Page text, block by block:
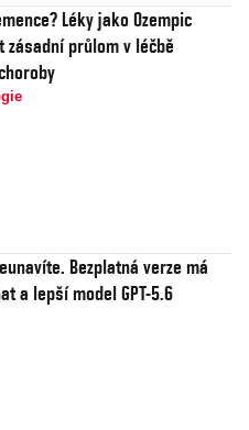
Léky jako Ozempic
zásadní průlom v léčbě
Bezplatná verze má
a lepší model GPT-5.6